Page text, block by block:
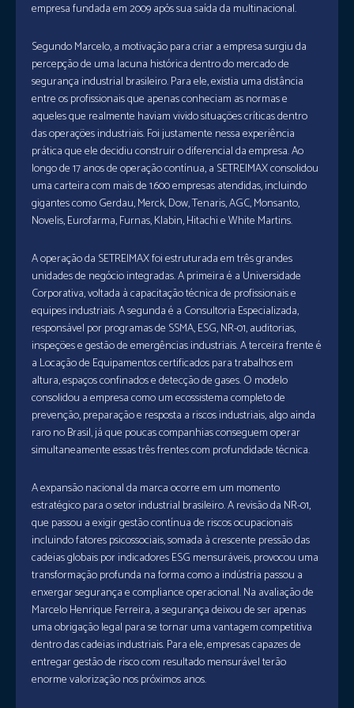
empresa fundada em 2009 após sua saída da multinacional.
Segundo Marcelo, a motivação para criar a empresa surgiu da
percepção de uma lacuna histórica dentro do mercado de
segurança industrial brasileiro. Para ele, existia uma distância
entre os profissionais que apenas conheciam as normas e
aqueles que realmente haviam vivido situações críticas dentro
das operações industriais. Foi justamente nessa experiência
prática que ele decidiu construir o diferencial da empresa. Ao
longo de 17 anos de operação contínua, a SETREIMAX consolidou
uma carteira com mais de 1.600 empresas atendidas, incluindo
gigantes como Gerdau, Merck, Dow, Tenaris, AGC, Monsanto,
Novelis, Eurofarma, Furnas, Klabin, Hitachi e White Martins.
A operação da SETREIMAX foi estruturada em três grandes
unidades de negócio integradas. A primeira é a Universidade
Corporativa, voltada à capacitação técnica de profissionais e
equipes industriais. A segunda é a Consultoria Especializada,
responsável por programas de SSMA, ESG, NR-01, auditorias,
inspeções e gestão de emergências industriais. A terceira frente é
a Locação de Equipamentos certificados para trabalhos em
altura, espaços confinados e detecção de gases. O modelo
consolidou a empresa como um ecossistema completo de
prevenção, preparação e resposta a riscos industriais, algo ainda
raro no Brasil, já que poucas companhias conseguem operar
simultaneamente essas três frentes com profundidade técnica.
A expansão nacional da marca ocorre em um momento
estratégico para o setor industrial brasileiro. A revisão da NR-01,
que passou a exigir gestão contínua de riscos ocupacionais
incluindo fatores psicossociais, somada à crescente pressão das
cadeias globais por indicadores ESG mensuráveis, provocou uma
transformação profunda na forma como a indústria passou a
enxergar segurança e compliance operacional. Na avaliação de
Marcelo Henrique Ferreira, a segurança deixou de ser apenas
uma obrigação legal para se tornar uma vantagem competitiva
dentro das cadeias industriais. Para ele, empresas capazes de
entregar gestão de risco com resultado mensurável terão
enorme valorização nos próximos anos.